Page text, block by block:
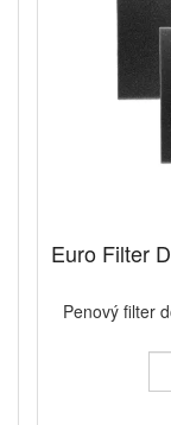
Euro Filter
Penový filter